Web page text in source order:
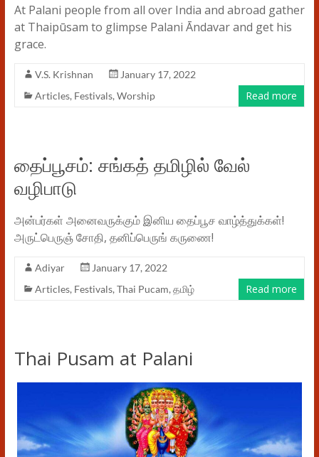
At Palani people from all over India and abroad gather
at Thaipūsam to glimpse Palani Āndavar and get his
grace.
V.S. Krishnan
January 17, 2022
Articles, Festivals, Worship Read more
தைப்பூசம்: சங்கத் தமிழில் வேல்
வழிபாடு
அன்பர்கள் அனைவருக்கும் இனிய தைப்பூச வாழ்த்துக்கள்!
அருட்பெருஞ் சோதி, தனிப்பெருங் கருணை!
Adiyar
January 17, 2022
Articles, Festivals, Thai Pucam, தமிழ் Read more
Thai Pusam at Palani